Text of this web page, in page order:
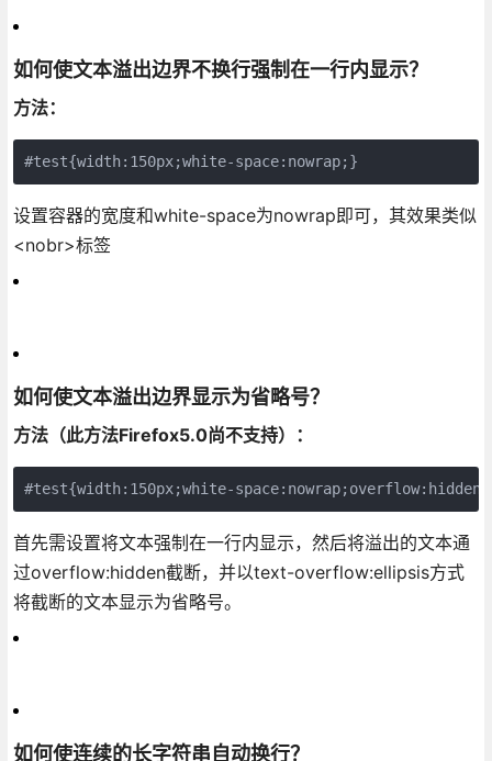
如何使文本溢出边界不换行强制在一行内显示？
方法：
#test{width:150px;white-space:nowrap;}
设置容器的宽度和white-space为nowrap即可，其效果类似
<nobr>标签
如何使文本溢出边界显示为省略号？
方法（此方法Firefox5.0尚不支持）：
#test{width:150px;white-
首先需设置将文本强制在一行内显示，然后将溢出的文本通
过overflow:hidden截断，并以text-overflow:ellipsis方式
将截断的文本显示为省略号。
如何使连续的长字符串自动换行？